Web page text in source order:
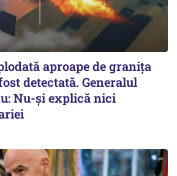
aproape de granița
detectată. Generalul
Nu-și explică nici